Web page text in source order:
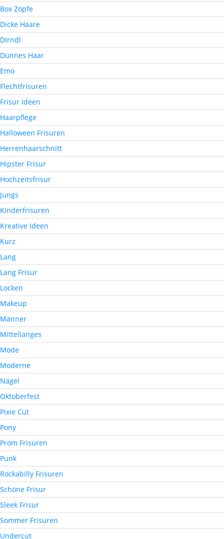
Box Zöpfe
Dicke Haare
Dirndl
Dünnes Haar
Emo
Flechtfrisuren
Frisur Ideen
Haarpflege
Halloween Frisuren
Herrenhaarschnitt
Hipster Frisur
Hochzeitsfrisur
Jungs
Kinderfrisuren
Kreative Ideen
Kurz
Lang
Lang Frisur
Locken
Makeup
Männer
Mittellanges
Mode
Moderne
Nägel
Oktoberfest
Pixie Cut
Pony
Prom Frisuren
Punk
Rockabilly Frisuren
Schöne Frisur
Sleek Frisur
Sommer Frisuren
Undercut